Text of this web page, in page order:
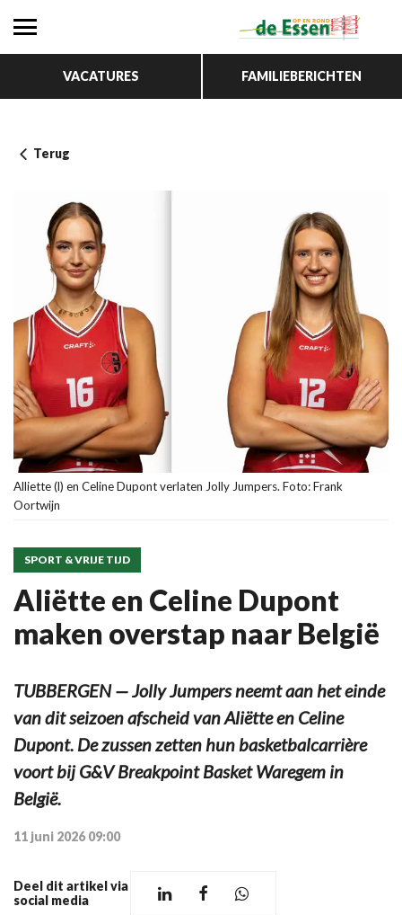
VACATURES FAMILIEBERICHTEN
Terug
Alliette (l) en Celine Dupont verlaten Jolly Jumpers. Foto: Frank
Oortwijn
SPORT & VRIJE TIJD
Aliëtte en Celine Dupont
maken overstap naar België
TUBBERGEN — Jolly Jumpers neemt aan het einde
van dit seizoen afscheid van Aliëtte en Celine
Dupont. De zussen zetten hun basketbalcarrière
voort bij G&V Breakpoint Basket Waregem in
België.
11 juni 2026 09:00
Deel dit artikel via
social media